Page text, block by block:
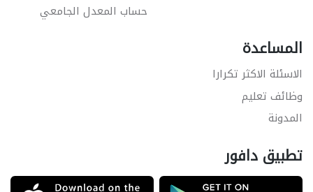
حساب المعدل الجامعي
المساعدة
الاسئلة الاكثر تكرارا
وظائف تعليم
المدونة
تطبيق دافور